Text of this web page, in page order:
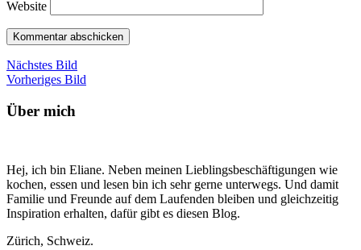
Website
Nächstes Bild
Vorheriges Bild
Über mich
Hej, ich bin Eliane. Neben meinen Lieblingsbeschäftigungen wie
kochen, essen und lesen bin ich sehr gerne unterwegs. Und damit
Familie und Freunde auf dem Laufenden bleiben und gleichzeitig
Inspiration erhalten, dafür gibt es diesen Blog.
Zürich, Schweiz.